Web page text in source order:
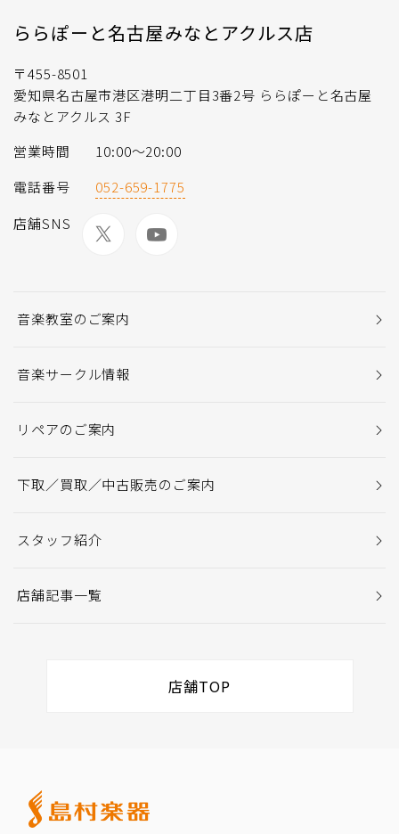
ららぽーと名古屋みなとアクルス店
〒455-8501
愛知県名古屋市港区港明二丁目3番2号 ららぽーと名古屋
みなとアクルス 3F
営業時間
10:00～20:00
電話番号
052-659-1775
店舗SNS
音楽教室のご案内
音楽サークル情報
リペアのご案内
下取／買取／中古販売のご案内
スタッフ紹介
店舗記事一覧
店舗TOP